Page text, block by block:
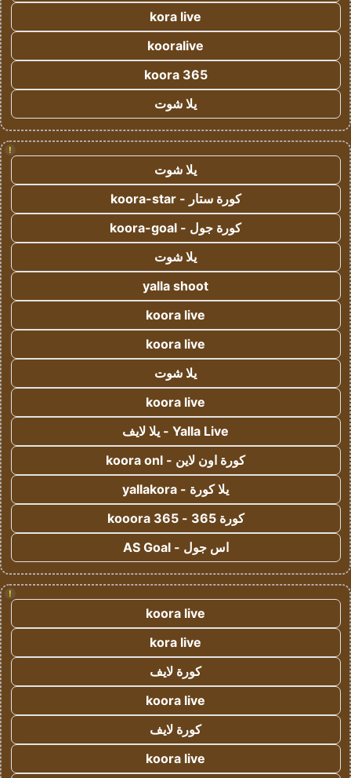
kora live
kooralive
koora 365
يلا شوت
!
يلا شوت
كورة ستار - koora-star
كورة جول - koora-goal
يلا شوت
yalla shoot
koora live
koora live
يلا شوت
koora live
Yalla Live - يلا لايف
كورة اون لاين - koora onl
يلا كورة - yallakora
كورة 365 - kooora 365
اس جول - AS Goal
!
koora live
kora live
كورة لايف
koora live
كورة لايف
koora live